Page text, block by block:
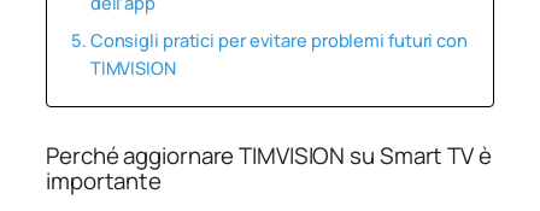
Consigli pratici per evitare problemi futuri con
TIMVISION
Perché aggiornare TIMVISION su Smart TV è
importante